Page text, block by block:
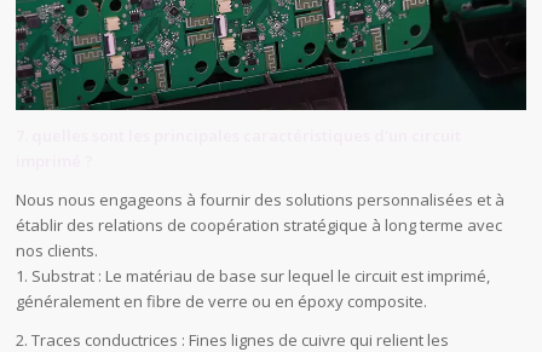
Nous nous engageons à fournir des solutions personnalisées et à
établir des relations de coopération stratégique à long terme avec
nos clients.
1. Substrat : Le matériau de base sur lequel le circuit est imprimé,
généralement en fibre de verre ou en époxy composite.
2. Traces conductrices : Fines lignes de cuivre qui relient les